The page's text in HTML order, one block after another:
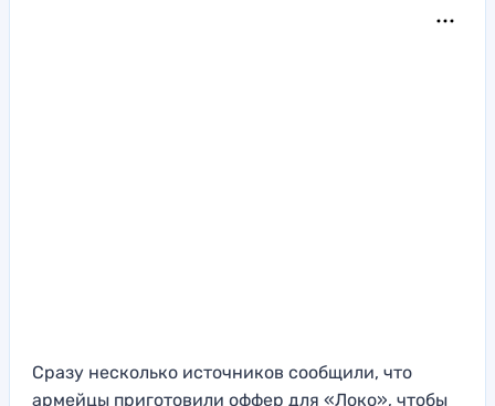
Сразу несколько источников сообщили, что
армейцы приготовили оффер для «Локо», чтобы